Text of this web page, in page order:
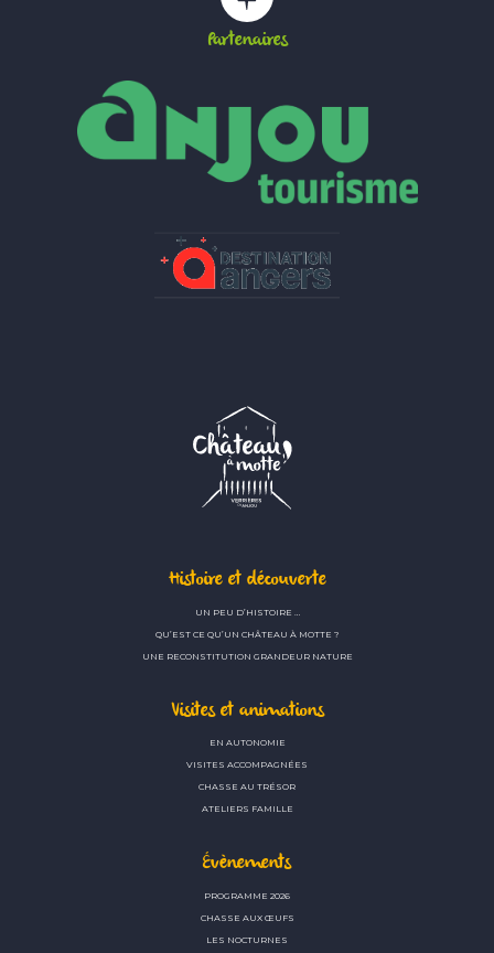
Partenaires
Histoire et découverte
UN PEU D’HISTOIRE …
QU’EST CE QU’UN CHÂTEAU À MOTTE ?
UNE RECONSTITUTION GRANDEUR NATURE
Visites et animations
EN AUTONOMIE
VISITES ACCOMPAGNÉES
CHASSE AU TRÉSOR
ATELIERS FAMILLE
Évènements
PROGRAMME 2026
CHASSE AUX ŒUFS
LES NOCTURNES